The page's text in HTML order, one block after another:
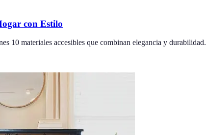
con Estilo
10 materiales accesibles que combinan elegancia y durabilidad.